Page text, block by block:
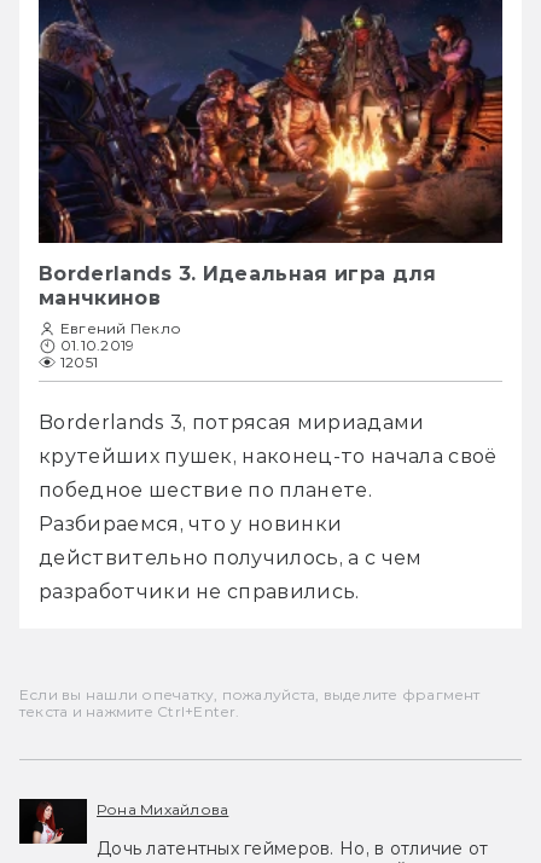
Borderlands 3. Идеальная игра для
манчкинов
Евгений Пекло
01.10.2019
12051
Borderlands 3, потрясая мириадами
крутейших пушек, наконец-то начала своё
победное шествие по планете.
Разбираемся, что у новинки
действительно получилось, а с чем
разработчики не справились.
Если вы нашли опечатку, пожалуйста, выделите фрагмент
текста и нажмите Ctrl+Enter.
Рона Михайлова
Дочь латентных геймеров. Но, в отличие от